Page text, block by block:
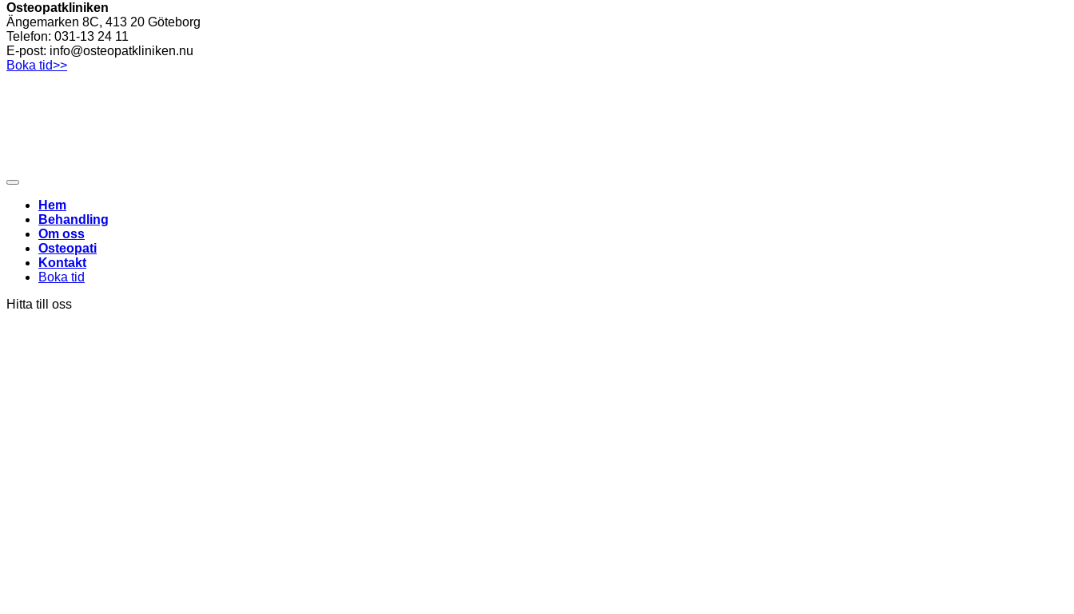
Osteopatkliniken
Ängemarken 8C, 413 20 Göteborg
Telefon: 031-13 24 11
E-post: info@osteopatkliniken.nu
Boka tid>>
Hem
Behandling
Om oss
Osteopati
Kontakt
Boka tid
Hitta till oss